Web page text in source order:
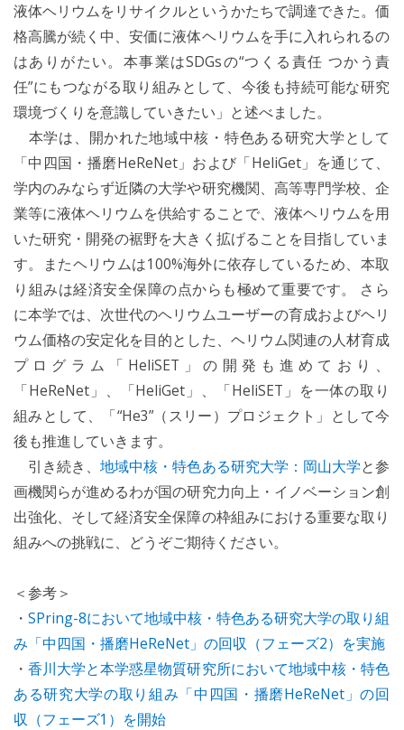
液体ヘリウムをリサイクルというかたちで調達できた。価
格高騰が続く中、安価に液体ヘリウムを手に入れられるの
はありがたい。本事業はSDGsの“つくる責任 つかう責
任”にもつながる取り組みとして、今後も持続可能な研究
環境づくりを意識していきたい」と述べました。
本学は、開かれた地域中核・特色ある研究大学として
「中四国・播磨HeReNet」および「HeliGet」を通じて、
学内のみならず近隣の大学や研究機関、高等専門学校、企
業等に液体ヘリウムを供給することで、液体ヘリウムを用
いた研究・開発の裾野を大きく拡げることを目指していま
す。またヘリウムは100%海外に依存しているため、本取
り組みは経済安全保障の点からも極めて重要です。 さら
に本学では、次世代のヘリウムユーザーの育成およびヘリ
ウム価格の安定化を目的とした、ヘリウム関連の人材育成
プログラム「HeliSET」の開発も進めており、
「HeReNet」、「HeliGet」、「HeliSET」を一体の取り
組みとして、「“He3”（スリー）プロジェクト」として今
後も推進していきます。
引き続き、地域中核・特色ある研究大学：岡山大学と参
画機関らが進めるわが国の研究力向上・イノベーション創
出強化、そして経済安全保障の枠組みにおける重要な取り
組みへの挑戦に、どうぞご期待ください。
＜参考＞
・ SPring-8において地域中核・特色ある研究大学の取り組
み「中四国・播磨HeReNet」の回収（フェーズ2）を実施
・香川大学と本学惑星物質研究所において地域中核・特色
ある研究大学の取り組み「中四国・播磨HeReNet」の回
収（フェーズ1）を開始